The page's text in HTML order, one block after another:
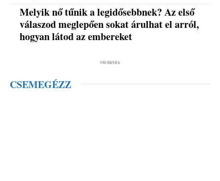
Melyik nő tűnik a legidősebbnek? Az első
válaszod meglepően sokat árulhat el arról,
hogyan látod az embereket
Hirdetés
CSEMEGÉZZ